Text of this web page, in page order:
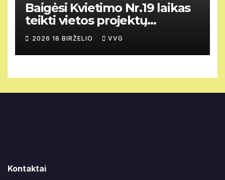
Baigėsi Kvietimo Nr.19 laikas
teikti vietos projektų
paraiškas.
2026 16 BIRŽELIO VVG
Kontaktai